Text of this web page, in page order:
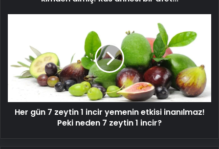
incir
yemenin
inanılmaz!
PekiHer gün 7 zeytin 1 incir yemenin etkisi inanılmaz!
Peki neden 7 zeytin 1 incir?